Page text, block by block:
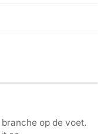
op de voet.